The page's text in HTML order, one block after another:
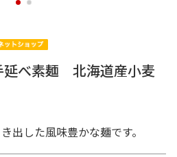
1 2
延べ素麺 北海道産小麦
出した風味豊かな麺です。